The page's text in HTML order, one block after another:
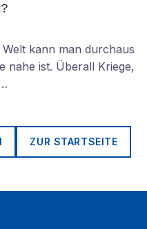
kann man durchaus
nahe ist. Überall Kriege,
ZUR STARTSEITE